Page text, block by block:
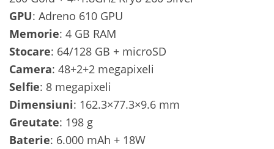
GPU: Adreno 610 GPU
Memorie: 4 GB RAM
Stocare: 64/128 GB + microSD
Camera: 48+2+2 megapixeli
Selfie: 8 megapixeli
Dimensiuni: 162.3×77.3×9.6 mm
Greutate: 198 g
Baterie: 6.000 mAh + 18W